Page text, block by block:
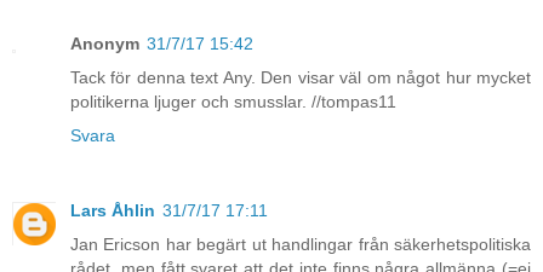
Anonym 31/7/17 15:42
Tack för denna text Any. Den visar väl om något hur mycket
politikerna ljuger och smusslar. //tompas11
Svara
Lars Åhlin 31/7/17 17:11
Jan Ericson har begärt ut handlingar från säkerhetspolitiska